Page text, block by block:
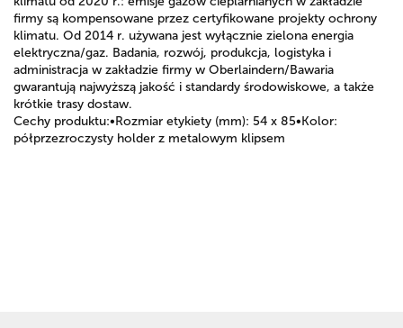
firmy są kompensowane przez certyfikowane projekty ochrony
klimatu. Od 2014 r. używana jest wyłącznie zielona energia
elektryczna/gaz. Badania, rozwój, produkcja, logistyka i
administracja w zakładzie firmy w Oberlaindern/Bawaria
gwarantują najwyższą jakość i standardy środowiskowe, a także
krótkie trasy dostaw.
Cechy produktu:•Rozmiar etykiety (mm): 54 x 85•Kolor:
półprzezroczysty holder z metalowym klipsem